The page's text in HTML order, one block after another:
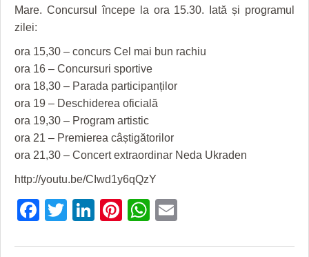
Mare. Concursul începe la ora 15.30. Iată și programul
zilei:
ora 15,30 – concurs Cel mai bun rachiu
ora 16 – Concursuri sportive
ora 18,30 – Parada participanților
ora 19 – Deschiderea oficială
ora 19,30 – Program artistic
ora 21 – Premierea câștigătorilor
ora 21,30 – Concert extraordinar Neda Ukraden
http://youtu.be/CIwd1y6qQzY
Facebook
Twitter
LinkedIn
Pinterest
WhatsApp